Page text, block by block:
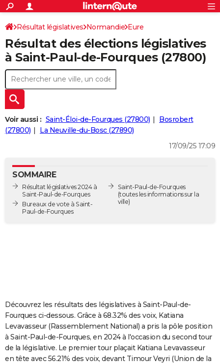
ACTUALITÉS
Politique
Société
Faits Divers
Education
Monde
Villes
+
SPORT
Coupe du monde 2026
Football
Tennis
Cyclisme
Rugby
Forum
CULTURE
Programme TV
TNT
Streaming
Cinéma
Sorties cinéma
Musique
+
FINANCE
Retraite
Impôts
Epargne
Immobilier
Risques naturels par ville
Banque
Assurance
Crédit
AUTO
Essais
Réserver un essai
Citadines
Berlines
SUV
Forum auto
+
HIGH-TECH
Mobiles
Meilleur smartphone
Internet
Ordinateurs
Jeux vidéo
Guide high-tech
+
BRICOLAGE
Guides de France
Escapades
Patrimoine
Expositions
Musées
Week-end nature
LIFESTYLE
Art de vivre
Bien-être
Loisirs
ModeModes de vie
SANTE
Alimentation
Guide de la santé
Maladies
Médicaments
Sommeil
VOYAGE
Carte de Noël
Carte Bonne année
Carte Saint-Valentin
Carte Pâques
Carte d'anniversaire
DICTIONNAIRE
Dictionnaire
Biographies
Citations
Expressions
Proverbes
PROGRAMME TV
COPAINS D'AVANT
S'inscrire
Connexion
Résultat législatives Normandie Eure
2ème circonscription
Résultat des élections législatives
à Saint-Paul-de-Fourques (27800)
Voir aussi : Saint-Éloi-de-Fourques (27800)
Bosrobert
(27800)
La Neuville-du-Bosc (27890)
17/09/25 17:09
SOMMAIRE
Résultat législatives 2024 à
Saint-Paul-de-Fourques
Bureaux de vote à Saint-
Paul-de-Fourques
Saint-Paul-de-Fourques
(toutes les informations sur la
ville)
Découvrez les résultats des législatives à Saint-Paul-de-
Fourques ci-dessous. Grâce à 68.32% des voix, Katiana
Levavasseur (Rassemblement National) a pris la pôle position
à Saint-Paul-de-Fourques, en 2024 à l'occasion du second tour
de la législative. Le premier tour plaçait Katiana Levavasseur
en tête avec 56.21% des voix, devant Timour Veyri (Union de la